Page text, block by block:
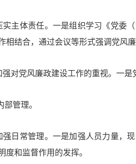
实主体责任。一是组织学习《党委
相结合，通过会议等形式强调党风廉
强对党风廉政建设工作的重视。一
部管理。
强日常管理。一是加强人员力量，
度和监督作用的发挥。